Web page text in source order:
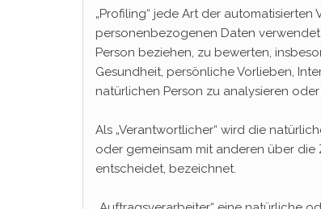
„Profiling“ jede Art der
personenbezogenen Daten
Person beziehen, zu bewerten,
Gesundheit, persönliche Vorlieben,
natürlichen Person zu analysieren
Als „Verantwortlicher“ wird die
oder gemeinsam mit anderen über
entscheidet, bezeichnet.